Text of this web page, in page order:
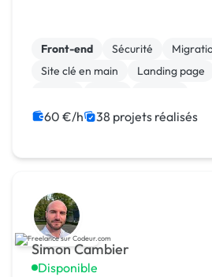
Front-end Sécurité
Site clé en main
Landing page
60 €/h 38 projets réalisés
Simon Cambier
Disponible